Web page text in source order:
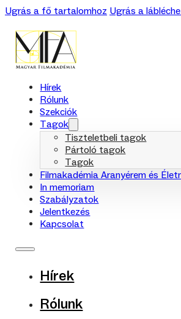
Ugrás a fő tartalomhoz Ugrás a
Hírek
Rólunk
Szekciók
Tagok
Tiszteletbeli tagok
Pártoló tagok
Tagok
Filmakadémia Aranyérem és
In memoriam
Szabályzatok
Jelentkezés
Kapcsolat
Hírek
Rólunk